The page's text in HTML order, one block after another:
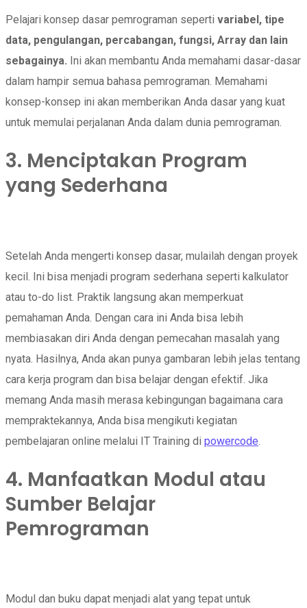
Pelajari konsep dasar pemrograman seperti variabel, tipe
data, pengulangan, percabangan, fungsi, Array dan lain
sebagainya. Ini akan membantu Anda memahami dasar-dasar
dalam hampir semua bahasa pemrograman. Memahami
konsep-konsep ini akan memberikan Anda dasar yang kuat
untuk memulai perjalanan Anda dalam dunia pemrograman.
3. Menciptakan Program
yang Sederhana
Setelah Anda mengerti konsep dasar, mulailah dengan proyek
kecil. Ini bisa menjadi program sederhana seperti kalkulator
atau to-do list. Praktik langsung akan memperkuat
pemahaman Anda. Dengan cara ini Anda bisa lebih
membiasakan diri Anda dengan pemecahan masalah yang
nyata. Hasilnya, Anda akan punya gambaran lebih jelas tentang
cara kerja program dan bisa belajar dengan efektif. Jika
memang Anda masih merasa kebingungan bagaimana cara
mempraktekannya, Anda bisa mengikuti kegiatan
pembelajaran online melalui IT Training di powercode
4. Manfaatkan Modul atau
Sumber Belajar
Pemrograman
Modul dan buku dapat menjadi alat yang tepat untuk